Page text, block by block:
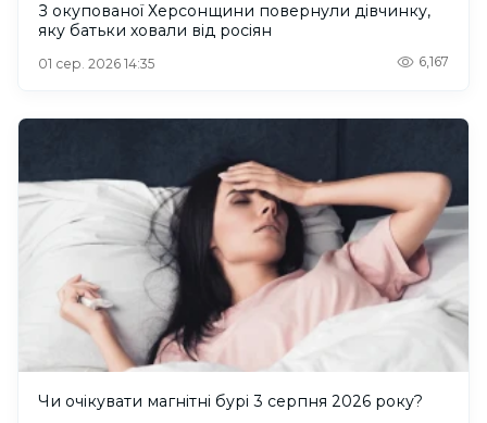
З окупованої Херсонщини повернули дівчинку,
яку батьки ховали від росіян
01 сер. 2026 14:35 6,167
Чи очікувати магнітні бурі 3 серпня 2026 року?